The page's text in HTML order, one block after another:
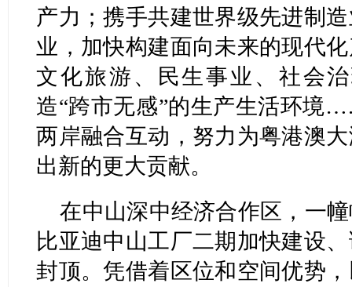
产力；携手共建世界级先进制
业，加快构建面向未来的现代
文化旅游、民生事业、社会
造“跨市无感”的生产生活环境
两岸融合互动，努力为粤港澳
出新的更大贡献。
在中山深中经济合作区，一
比亚迪中山工厂二期加快建设
封顶。凭借着区位和空间优势